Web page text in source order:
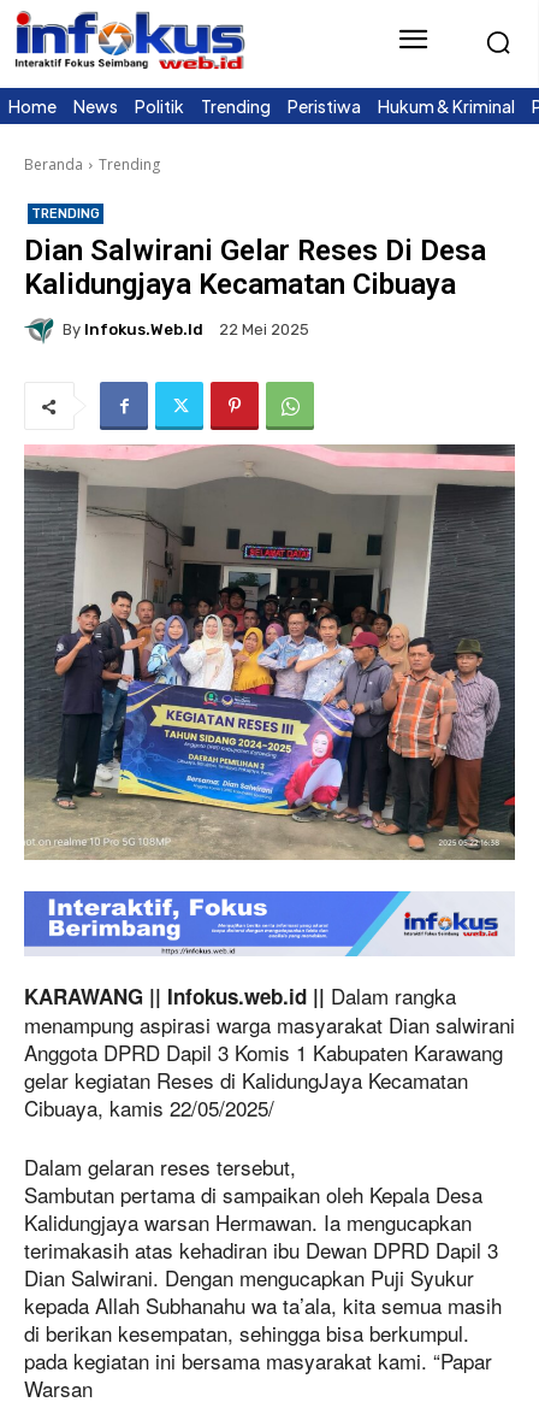
Home News Politik Trending Peristiwa Hukum & Kriminal
Beranda Trending
TRENDING
Dian Salwirani Gelar Reses Di Desa
Kalidungjaya Kecamatan Cibuaya
By Infokus.web.id 22 Mei 2025
KARAWANG || Infokus.web.id || Dalam rangka
menampung aspirasi warga masyarakat Dian salwirani
Anggota DPRD Dapil 3 Komis 1 Kabupaten Karawang
gelar kegiatan Reses di KalidungJaya Kecamatan
Cibuaya, kamis 22/05/2025/
Dalam gelaran reses tersebut,
Sambutan pertama di sampaikan oleh Kepala Desa
Kalidungjaya warsan Hermawan. Ia mengucapkan
terimakasih atas kehadiran ibu Dewan DPRD Dapil 3
Dian Salwirani. Dengan mengucapkan Puji Syukur
kepada Allah Subhanahu wa ta’ala, kita semua masih
di berikan kesempatan, sehingga bisa berkumpul.
pada kegiatan ini bersama masyarakat kami. “Papar
Warsan